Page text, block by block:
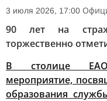
3 июля 2026, 17:00
90 лет на
торжественно
В столице ЕАО
мероприятие,
образования